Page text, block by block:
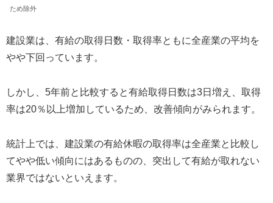
ため除外
建設業は、有給の取得日数・取得率ともに全産業の平均を
やや下回っています。
しかし、5年前と比較すると有給取得日数は3日増え、取得
率は20％以上増加しているため、改善傾向がみられます。
統計上では、建設業の有給休暇の取得率は全産業と比較し
てやや低い傾向にはあるものの、突出して有給が取れない
業界ではないといえます。